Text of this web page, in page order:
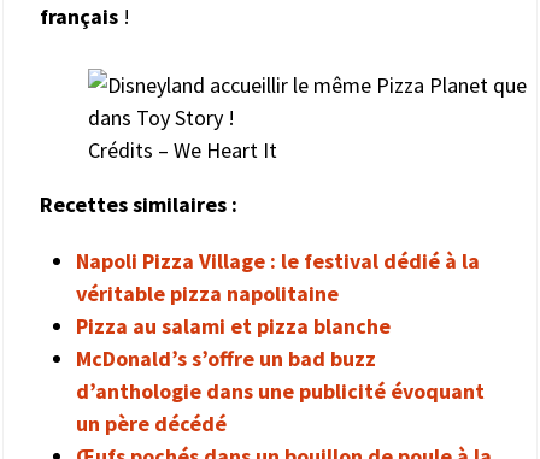
français !
Crédits – We Heart It
Recettes similaires :
Napoli Pizza Village : le festival dédié à la
véritable pizza napolitaine
Pizza au salami et pizza blanche
McDonald’s s’offre un bad buzz
d’anthologie dans une publicité évoquant
un père décédé